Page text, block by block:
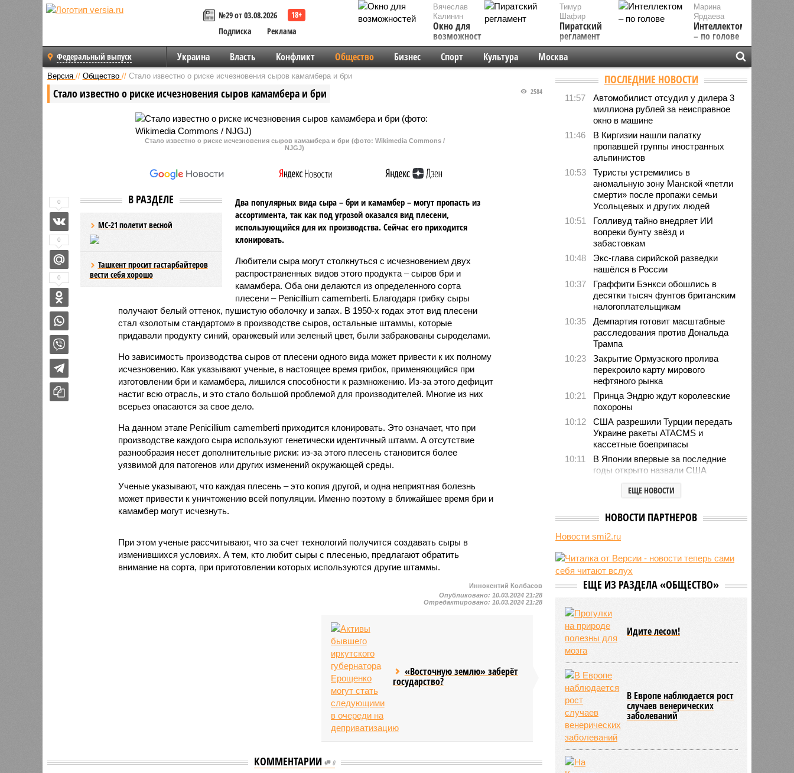
№29 от 03.08.2026
Подписка
Реклама
Вячеслав
Калинин
Окно для
возможностей
Марина
Ярдаева
Интеллектом
– по голове
Тимур
Шафир
Пиратский
регламент
Федеральный выпуск Украина Власть Конфликт Общество Бизнес Спорт Культура Москва
Версия // Общество // Стало известно о риске исчезновения сыров камамбера и бри
Стало известно о риске исчезновения сыров камамбера и бри 2584
Стало известно о риске исчезновения сыров камамбера и бри (фото: Wikimedia Commons /
NJGJ)
В РАЗДЕЛЕ
МС-21 полетит весной
Ташкент просит гастарбайтеров
вести себя хорошо
Два популярных вида сыра – бри и камамбер – могут пропасть из
ассортимента, так как под угрозой оказался вид плесени,
использующийся для их производства. Сейчас его приходится
клонировать.
Любители сыра могут столкнуться с исчезновением двух
распространенных видов этого продукта – сыров бри и
камамбера. Оба они делаются из определенного сорта
плесени – Penicillium camemberti. Благодаря грибку сыры
получают белый оттенок, пушистую оболочку и запах. В 1950-х годах этот вид плесени
стал «золотым стандартом» в производстве сыров, остальные штаммы, которые
придавали продукту синий, оранжевый или зеленый цвет, были забракованы сыроделами.
Но зависимость производства сыров от плесени одного вида может привести к их полному
исчезновению. Как указывают ученые, в настоящее время грибок, применяющийся при
изготовлении бри и камамбера, лишился способности к размножению. Из-за этого дефицит
настиг всю отрасль, и это стало большой проблемой для производителей. Многие из них
всерьез опасаются за свое дело.
На данном этапе Penicillium camemberti приходится клонировать. Это означает, что при
производстве каждого сыра используют генетически идентичный штамм. А отсутствие
разнообразия несет дополнительные риски: из-за этого плесень становится более
уязвимой для патогенов или других изменений окружающей среды.
Ученые указывают, что каждая плесень – это копия другой, и одна неприятная болезнь
может привести к уничтожению всей популяции. Именно поэтому в ближайшее время бри и
камамбер могут исчезнуть.
При этом ученые рассчитывают, что за счет технологий получится создавать сыры в
изменившихся условиях. А тем, кто любит сыры с плесенью, предлагают обратить
внимание на сорта, при приготовлении которых используются другие штаммы.
0
0
0
Иннокентий Колбасов
Опубликовано: 10.03.2024 21:28
Отредактировано: 10.03.2024 21:28
«Восточную землю» заберёт
государство?
КОММЕНТАРИИ 0
ПОСЛЕДНИЕ НОВОСТИ
11:57
Автомобилист отсудил у дилера 3
миллиона рублей за неисправное
окно в машине
11:46
В Киргизии нашли палатку
пропавшей группы иностранных
альпинистов
10:53
Туристы устремились в
аномальную зону Манской «петли
смерти» после пропажи семьи
Усольцевых и других людей
10:51
Голливуд тайно внедряет ИИ
вопреки бунту звёзд и
забастовкам
10:48
Экс-глава сирийской разведки
нашёлся в России
10:37
Граффити Бэнкси обошлись в
десятки тысяч фунтов британским
налогоплательщикам
10:35
Демпартия готовит масштабные
расследования против Дональда
Трампа
10:23
Закрытие Ормузского пролива
перекроило карту мирового
нефтяного рынка
10:21
Принца Эндрю ждут королевские
похороны
10:12
США разрешили Турции передать
Украине ракеты ATACMS и
кассетные боеприпасы
10:11
В Японии впервые за последние
годы открыто назвали США
причастными к ядерным
бомбардировкам
использовать номерные
шифровок агентам
09:59
Детство без ИИ назвали
привилегией элиты
09:50
В Германии пенсионной политикой
недовольны 80% граждан
09:48
авиарейсов с КНР
ЕЩЕ НОВОСТИ
НОВОСТИ ПАРТНЕРОВ
Новости smi2.ru
ЕЩЕ ИЗ РАЗДЕЛА «ОБЩЕСТВО»
Идите лесом!
В Европе наблюдается рост
случаев венерических
заболеваний